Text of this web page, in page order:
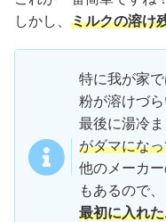
しかし、 ミルクの溶け
特に我が家で
粉が溶けづ
最後に湯冷
がダマにな
他のメーカ
もあるので、
最初に入れ